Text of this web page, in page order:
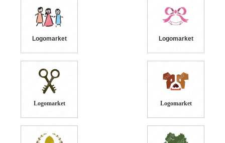
Logomarket Logomarket
Logomarket Logomarket